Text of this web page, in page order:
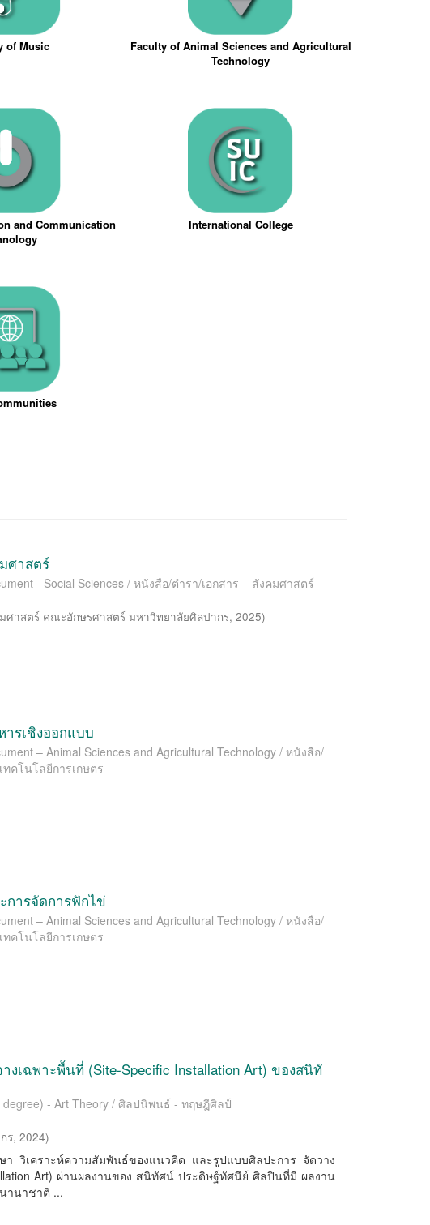
of Music
Faculty of Animal Sciences and Agricultural
Technology
and Communication
International College
ศาสตร์
- Social Sciences / หนังสือ/ตำรา/เอกสาร – สังคมศาสตร์
ศาสตร์ คณะอักษรศาสตร์ มหาวิทยาลัยศิลปากร,2025)
ารเชิงออกแบบ
– Animal Sciences and Agricultural Technology / หนังสือ/
คโนโลยีการเกษตร
การจัดการฟักไข่
– Animal Sciences and Agricultural Technology / หนังสือ/
คโนโลยีการเกษตร
งเฉพาะพื้นที่ (Site-Speciﬁc Installation Art) ของสนิทั
degree) - Art Theory / ศิลปนิพนธ์ - ทฤษฎีศิลป์
ร,2024)
า วิเคราะห์ความสัมพันธ์ของแนวคิด และรูปแบบศิลปะการ จัดวาง
Art) ผ่านผลงานของ สนิทัศน์ ประดิษฐ์ทัศนีย์ ศิลปินที่มี ผลงาน
านาชาติ ...